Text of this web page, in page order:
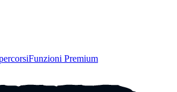
Funzioni Premium